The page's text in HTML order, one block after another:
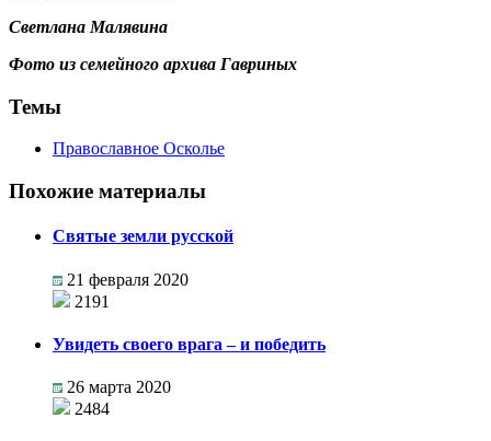
Светлана Малявина
Фото из семейного архива Гавриных
Темы
Православное Осколье
Похожие материалы
Святые земли русской
21 февраля 2020
2191
Увидеть своего врага – и победить
26 марта 2020
2484